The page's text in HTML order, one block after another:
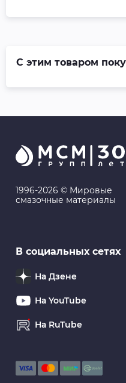
С этим товаром
1996-2026 © Мировые
смазочные материалы
В социальных сетях
На Дзене
На YouTube
На RuTube